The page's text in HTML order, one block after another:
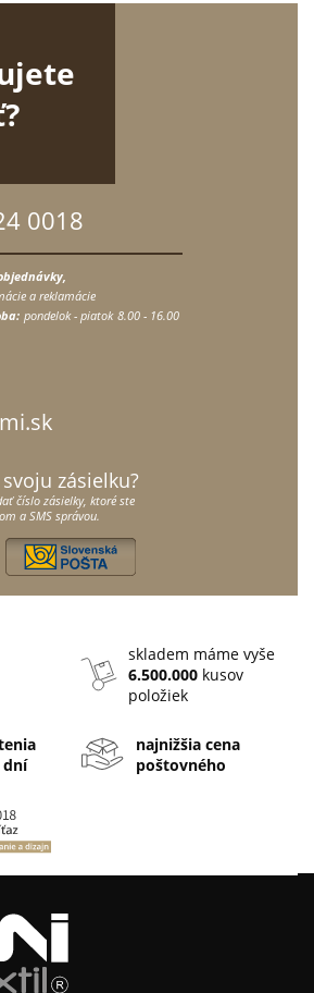
0018
a reklamácie
pondelok - piatok 8.00 - 16.00
zásielku?
číslo zásielky, ktoré ste
a SMS správou.
skladem máme vyše
6.500.000 kusov
položiek
dní
najnižšia cena
poštovného